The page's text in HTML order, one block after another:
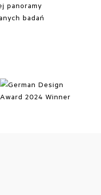
panoramy
badań